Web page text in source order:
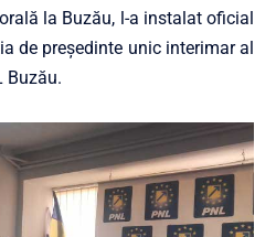
la Buzău, l-a instalat oficial
de președinte unic interimar al
Buzău.